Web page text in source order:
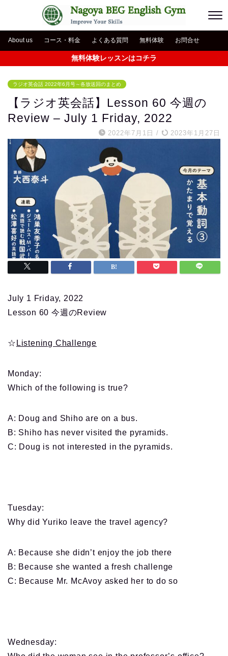
About us コース・料金 よくある質問 無料体験 お問合せ
無料体験レッスンはコチラ
ラジオ英会話 2022年6月号～各放送回のまとめ
【ラジオ英会話】Lesson 60 今週の
Review – July 1 Friday, 2022
2022年7月1日 / 2023年1月27日
July 1 Friday, 2022
Lesson 60 今週のReview
☆ Listening Challenge
Monday:
Which of the following is true?
A: Doug and Shiho are on a bus.
B: Shiho has never visited the pyramids.
C: Doug is not interested in the pyramids.
Tuesday:
Why did Yuriko leave the travel agency?
A: Because she didn’t enjoy the job there
B: Because she wanted a fresh challenge
C: Because Mr. McAvoy asked her to do so
Wednesday: